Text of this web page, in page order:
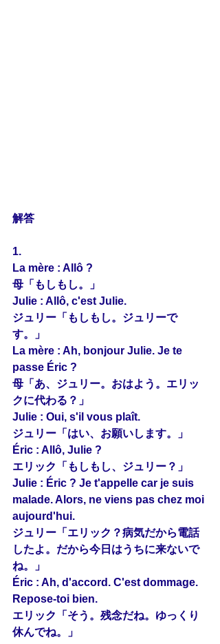
解答
1.
La mère : Allô ?
母「もしもし。」
Julie : Allô, c'est Julie.
ジュリー「もしもし。ジュリーで
す。」
La mère : Ah, bonjour Julie. Je te
passe Éric ?
母「あ、ジュリー。おはよう。エリッ
クに代わる？」
Julie : Oui, s'il vous plaît.
ジュリー「はい、お願いします。」
Éric : Allô, Julie ?
エリック「もしもし、ジュリー？」
Julie : Éric ? Je t'appelle car je suis
malade. Alors, ne viens pas chez moi
aujourd'hui.
ジュリー「エリック？病気だから電話
したよ。だから今日はうちに来ないで
ね。」
Éric : Ah, d'accord. C'est dommage.
Repose-toi bien.
エリック「そう。残念だね。ゆっくり
休んでね。」